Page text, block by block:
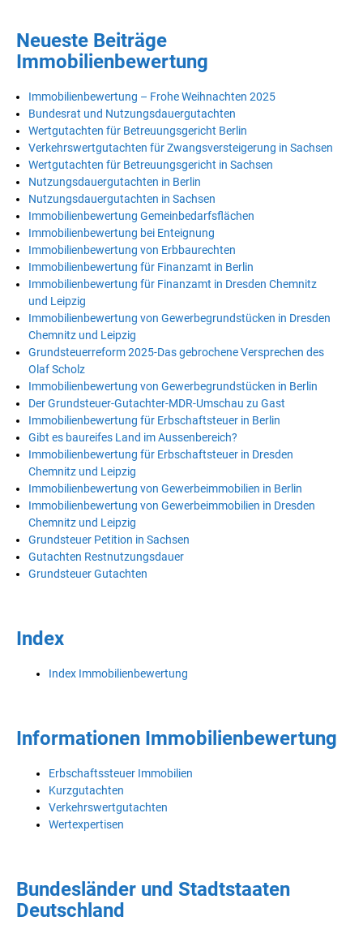
Neueste Beiträge
Immobilienbewertung
Immobilienbewertung – Frohe Weihnachten 2025
Bundesrat und Nutzungsdauergutachten
Wertgutachten für Betreuungsgericht Berlin
Verkehrswertgutachten für Zwangsversteigerung in Sachsen
Wertgutachten für Betreuungsgericht in Sachsen
Nutzungsdauergutachten in Berlin
Nutzungsdauergutachten in Sachsen
Immobilienbewertung Gemeinbedarfsflächen
Immobilienbewertung bei Enteignung
Immobilienbewertung von Erbbaurechten
Immobilienbewertung für Finanzamt in Berlin
Immobilienbewertung für Finanzamt in Dresden Chemnitz
und Leipzig
Immobilienbewertung von Gewerbegrundstücken in Dresden
Chemnitz und Leipzig
Grundsteuerreform 2025-Das gebrochene Versprechen des
Olaf Scholz
Immobilienbewertung von Gewerbegrundstücken in Berlin
Der Grundsteuer-Gutachter-MDR-Umschau zu Gast
Immobilienbewertung für Erbschaftsteuer in Berlin
Gibt es baureifes Land im Aussenbereich?
Immobilienbewertung für Erbschaftsteuer in Dresden
Chemnitz und Leipzig
Immobilienbewertung von Gewerbeimmobilien in Berlin
Immobilienbewertung von Gewerbeimmobilien in Dresden
Chemnitz und Leipzig
Grundsteuer Petition in Sachsen
Gutachten Restnutzungsdauer
Grundsteuer Gutachten
Index
Index Immobilienbewertung
Informationen Immobilienbewertung
Erbschaftssteuer Immobilien
Kurzgutachten
Verkehrswertgutachten
Wertexpertisen
Bundesländer und Stadtstaaten
Deutschland